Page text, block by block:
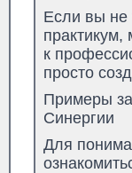
Если вы не
к
просто
Примеры
Синергии
Для